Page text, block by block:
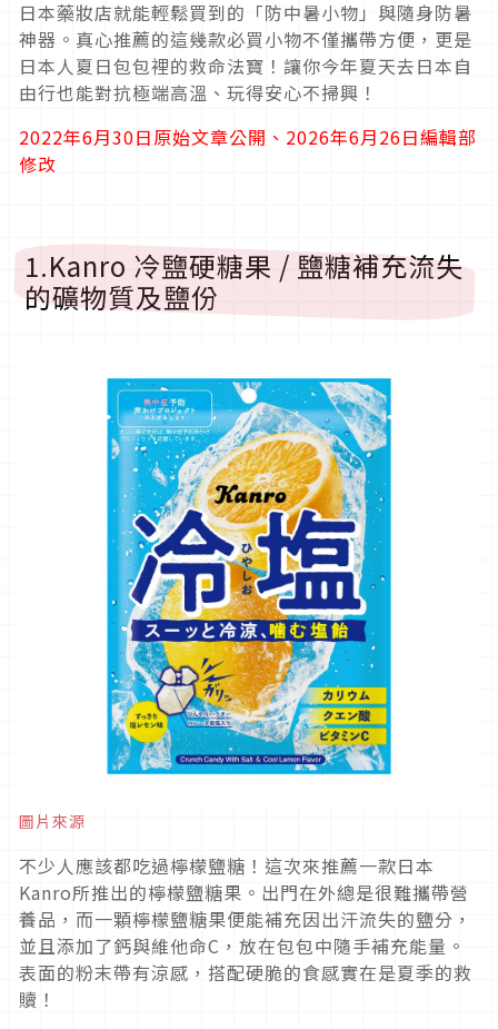
日本藥妝店就能輕鬆買到的「防中暑小物」與隨身防暑
神器。真心推薦的這幾款必買小物不僅攜帶方便，更是
日本人夏日包包裡的救命法寶！讓你今年夏天去日本自
由行也能對抗極端高溫、玩得安心不掃興！
2022年6月30日原始文章公開、2026年6月26日編輯部
修改
1.Kanro 冷鹽硬糖果 / 鹽糖補充流失
的礦物質及鹽份
圖片來源
不少人應該都吃過檸檬鹽糖！這次來推薦一款日本
Kanro所推出的檸檬鹽糖果。出門在外總是很難攜帶營
養品，而一顆檸檬鹽糖果便能補充因出汗流失的鹽分，
並且添加了鈣與維他命C，放在包包中隨手補充能量。
表面的粉末帶有涼感，搭配硬脆的食感實在是夏季的救
贖！